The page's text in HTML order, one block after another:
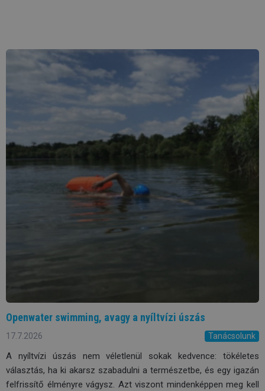
Openwater swimming, avagy a nyíltvízi úszás
17.7.2026 Tanácsolunk
A nyíltvízi úszás nem véletlenül sokak kedvence: tökéletes
választás, ha ki akarsz szabadulni a természetbe, és egy igazán
felfrissítő élményre vágysz. Azt viszont mindenképpen meg kell